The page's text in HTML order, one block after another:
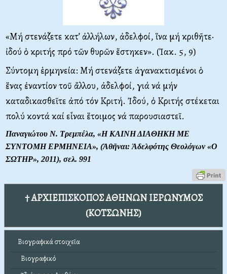
«Μή στενάζετε κατ’ ἀλλήλων, ἀδελφοί, ἵνα μή κριθῆτε·
ἰδού ὁ κριτής πρό τῶν θυρῶν ἕστηκεν». (Ἰακ. 5, 9)
Σύντομη ἑρμηνεία: Μή στενάζετε ἀγανακτισμένοι ὁ
ἕνας ἐναντίον τοῦ ἄλλου, ἀδελφοί, γιά νά μήν
καταδικασθεῖτε ἀπό τόν Κριτή. Ἰδού, ὀ Κριτής στέκεται
πολύ κοντά καί εἶναι ἕτοιμος νά παρουσιαστεῖ.
Παναγιώτου Ν. Τρεμπέλα, «Η ΚΑΙΝΗ ΔΙΑΘΗΚΗ ΜΕ
ΣΥΝΤΟΜΗ ΕΡΜΗΝΕΙΑ», (Ἀθῆναι: Ἀδελφότης Θεολόγων «Ο
ΣΩΤΗΡ», 2011), σελ. 991
† ΑΡΧΙΕΠΙΣΚΟΠΟΣ ΑΘΗΝΩΝ ΙΕΡΩΝΥΜΟΣ
(ΚΟΤΣΩΝΗΣ)
Βιογραφικά στοιχεῖα
Βιογραφικό